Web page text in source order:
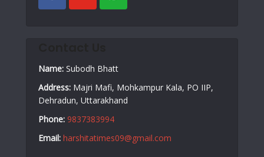
Name: Subodh Bhatt
Address: Majri Mafi, Mohkampur Kala, PO IIP,
Dehradun, Uttarakhand
Phone: 9837383994
Email: harshitatimes09@gmail.com